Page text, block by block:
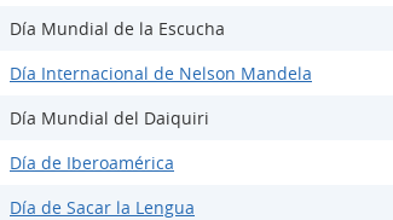
Día Mundial de la Escucha
Día Internacional de Nelson Mandela
Día Mundial del Daiquiri
Día de Iberoamérica
Día de Sacar la Lengua